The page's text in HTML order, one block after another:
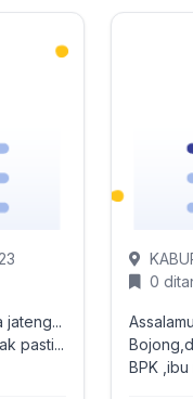
jateng...
pasti...
0
BPK ,ibu